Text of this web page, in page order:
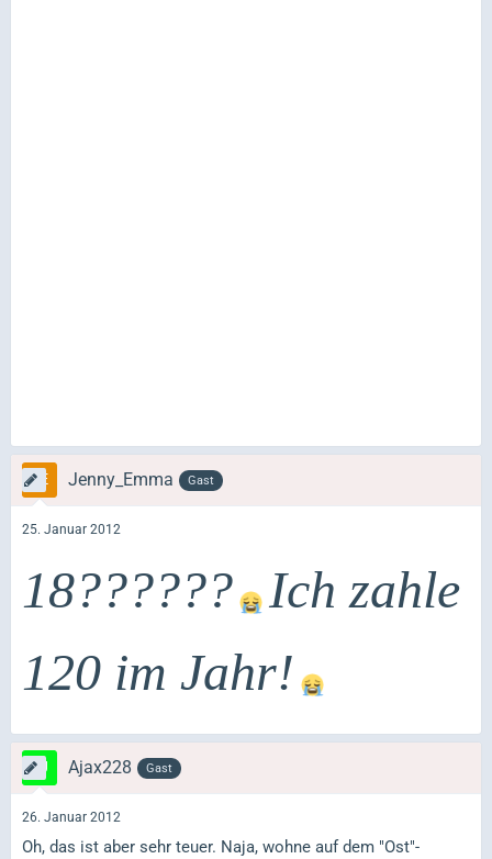
Jenny_Emma Gast
25. Januar 2012
18??????
Ich zahle
120 im Jahr!
Ajax228 Gast
26. Januar 2012
Oh, das ist aber sehr teuer. Naja, wohne auf dem "Ost"-